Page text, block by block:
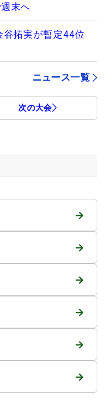
末へ
谷拓実が暫定44位
ニュース一覧
次の大会
→
→
→
→
→
→